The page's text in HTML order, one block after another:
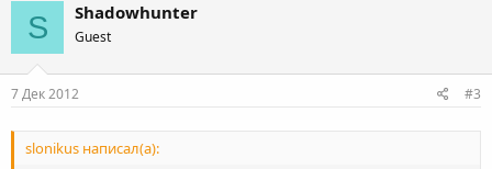
S Shadowhunter
Guest
7 Дек 2012 #3
slonikus написал(а):